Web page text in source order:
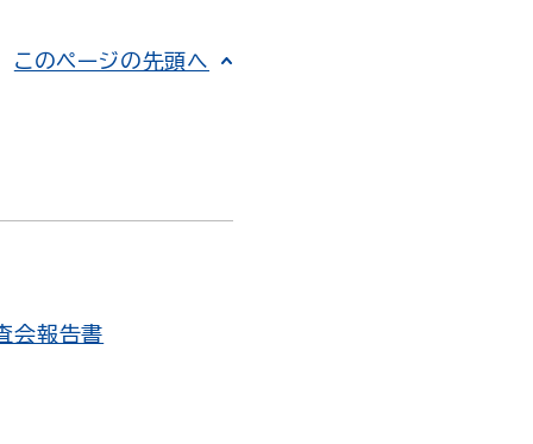
このページの先頭へ
会報告書